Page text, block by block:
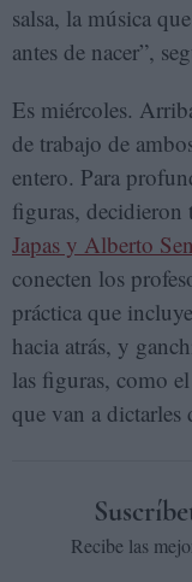
salsa, la música
antes de nacer”,
Es miércoles.
de trabajo de
entero. Para
figuras, decidieron
Japas y Alberto
conecten los
práctica que
hacia atrás, y
las figuras, como
que van a dictarles
Recibe las